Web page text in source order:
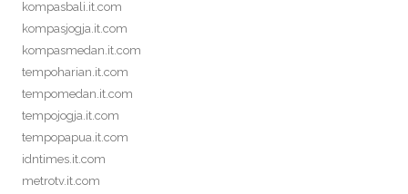
kompasbali.it.com
kompasjogja.it.com
kompasmedan.it.com
tempoharian.it.com
tempomedan.it.com
tempojogja.it.com
tempopapua.it.com
idntimes.it.com
metrotv.it.com